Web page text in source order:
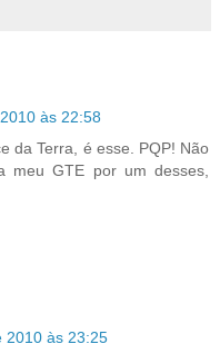
às 22:58
da Terra, é esse. PQP! Não
meu GTE por um desses,
2010 às 23:25